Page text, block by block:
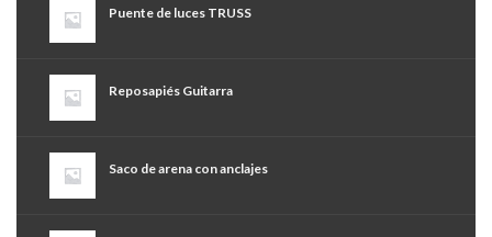
Puente de luces TRUSS
Reposapiés Guitarra
Saco de arena con anclajes